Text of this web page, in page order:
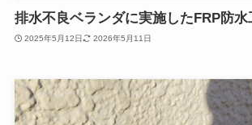
排水不良ベランダに実施したFRP防水
2025年5月12日 2026年5月11日